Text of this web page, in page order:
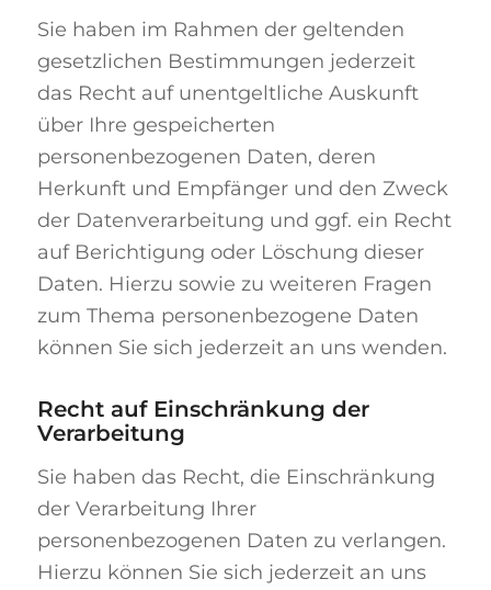
Sie haben im Rahmen der geltenden
gesetzlichen Bestimmungen jederzeit
das Recht auf unentgeltliche Auskunft
über Ihre gespeicherten
personenbezogenen Daten, deren
Herkunft und Empfänger und den Zweck
der Datenverarbeitung und ggf. ein Recht
auf Berichtigung oder Löschung dieser
Daten. Hierzu sowie zu weiteren Fragen
zum Thema personenbezogene Daten
können Sie sich jederzeit an uns wenden.
Recht auf Einschränkung der
Verarbeitung
Sie haben das Recht, die Einschränkung
der Verarbeitung Ihrer
personenbezogenen Daten zu verlangen.
Hierzu können Sie sich jederzeit an uns